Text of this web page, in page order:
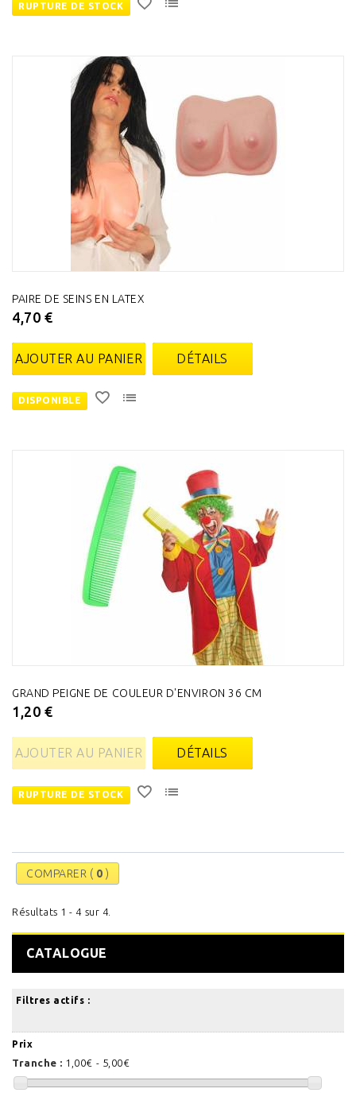
RUPTURE DE STOCK
PAIRE DE SEINS EN LATEX
4,70 €
AJOUTER AU PANIER DÉTAILS
DISPONIBLE
GRAND PEIGNE DE COULEUR D'ENVIRON 36 CM
1,20 €
AJOUTER AU PANIER DÉTAILS
RUPTURE DE STOCK
COMPARER ( 0 )
Résultats 1 - 4 sur 4.
CATALOGUE
Filtres actifs :
Prix
Tranche : 1,00€ - 5,00€